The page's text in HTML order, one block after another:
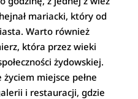
mariacki, który od
Warto również
która przez wieki
żydowskiej.
miejsce pełne
i restauracji, gdzie